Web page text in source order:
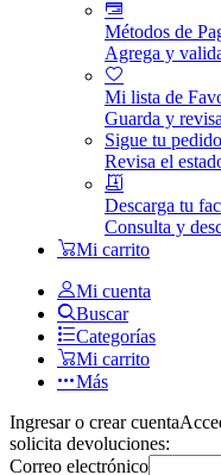
Métodos de
Agrega y
Mi lista de
Guarda y
Sigue tu pedido
Revisa el
Descarga tu
Consulta y
Mi carrito
Mi cuenta
Buscar
Categorías
Mi carrito
Más
Ingresar o crear cuenta
solicita devoluciones:
Correo electrónico